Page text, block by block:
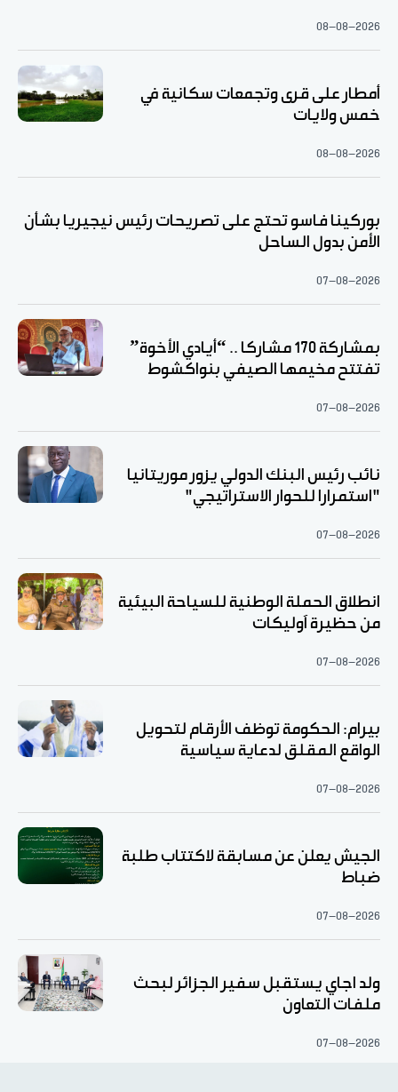
08-08-2026
أمطار على قرى وتجمعات سكانية في
خمس ولايات
08-08-2026
بوركينا فاسو تحتج على تصريحات رئيس نيجيريا بشأن
الأمن بدول الساحل
07-08-2026
بمشاركة 170 مشاركا .. “أيادي الأخوة”
تفتتح مخيمها الصيفي بنواكشوط
07-08-2026
نائب رئيس البنك الدولي يزور موريتانيا
"استمرارا للحوار الاستراتيجي"
07-08-2026
انطلاق الحملة الوطنية للسياحة البيئية
من حظيرة آوليكات
07-08-2026
بيرام: الحكومة توظف الأرقام لتحويل
الواقع المقلق لدعاية سياسية
07-08-2026
الجيش يعلن عن مسابقة لاكتتاب طلبة
ضباط
07-08-2026
ولد اجاي يستقبل سفير الجزائر لبحث
ملفات التعاون
07-08-2026